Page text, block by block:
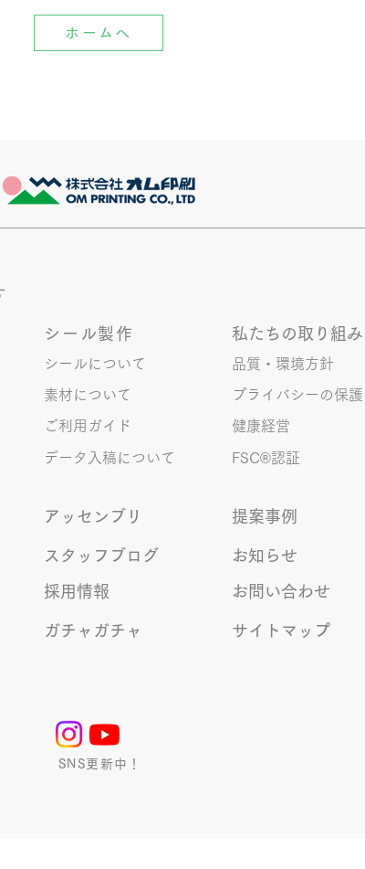
日のブログ担当でした
ホームへ
シール製作
シールについて
素材について
ご利用ガイド
データ入稿について
私たちの取り組み
品質・環境方針
プライバシーの保護
健康経営
FSC®︎認証
アッセンブリ 提案事例
スタッフブログ お知らせ
採用情報 お問い合わせ
ガチャガチャ サイトマップ
SNS更新中！